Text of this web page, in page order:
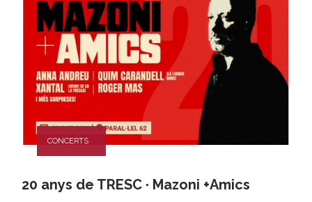
CONCERTS
20 anys de TRESC · Mazoni +Amics